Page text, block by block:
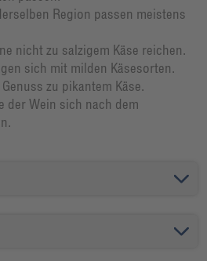
Region passen meistens
nicht zu salzigem Käse reichen.
sich mit milden Käsesorten.
zu pikantem Käse.
der Wein sich nach dem